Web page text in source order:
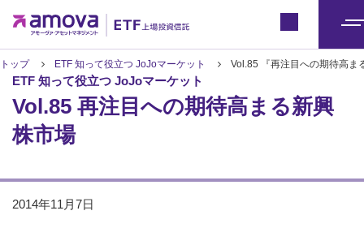
ETFトップ
ニ
トップ ETF 知って役立つ JoJoマーケット Vol.85 『再注目への期待高ま
ETF 知って役立つ JoJoマーケット
Vol.85 再注目への期待高まる新興
株市場
2014年11月7日